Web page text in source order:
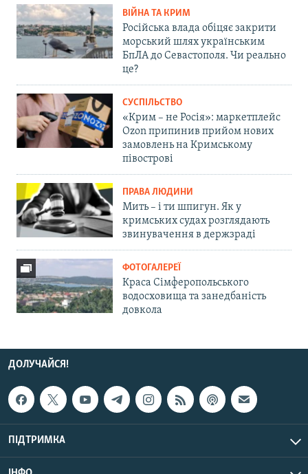
ВІЙНА ТА КРИМ
Російська влада обіцяє закрити
морський шлях українським
БпЛА до Севастополя. Чи реально
це?
СУСПІЛЬСТВО
«Крим – не Росія»: маркетплейс
Ozon припинив прийом нових
замовлень на Кримському
півострові
ПРАВА ЛЮДИНИ
Мить – і ти шпигун. Як у
кримських судах розглядають
звинувачення в держзраді
ФОТОГАЛЕРЕЇ
Краса Сімферопольського
водосховища та занедбаність
довкола
ДОЛУЧАЙСЯ!
ПІДТРИМКА